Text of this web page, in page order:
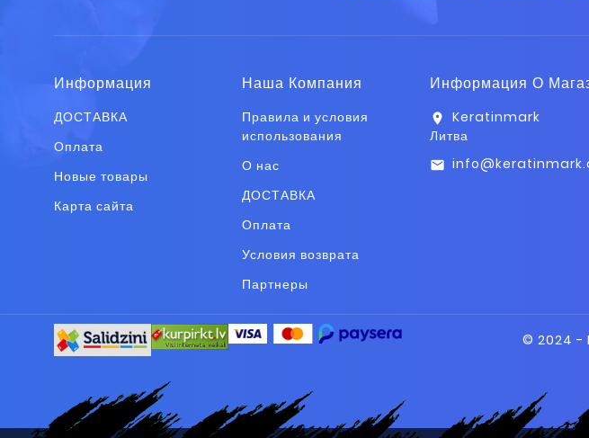
Информация
ДОСТАВКА
Оплата
Новые товары
Карта сайта
Наша Компания
Правила и условия
использования
О нас
ДОСТАВКА
Оплата
Условия возврата
Партнеры
Информация О
location_on
Keratinmark
Литва
email
© 2024 -